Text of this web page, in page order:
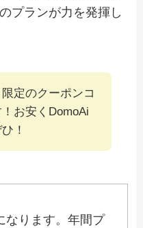
プランが力を発揮し
定のクーポンコ
お安くDomoAi
！
なります。年間プ